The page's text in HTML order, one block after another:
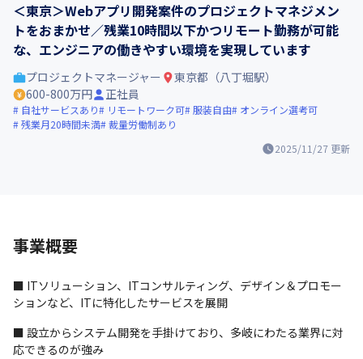
＜東京＞Webアプリ開発案件のプロジェクトマネジメン
トをおまかせ／残業10時間以下かつリモート勤務が可能
な、エンジニアの働きやすい環境を実現しています
2025/11/27 更新
プロジェクトマネージャー
東京都（八丁堀駅）
600-800万円
正社員
自社サービスあり リモートワーク可 服装自由
オンライン選考可
残業月20時間未満 裁量労働制あり
事業概要
■ ITソリューション、ITコンサルティング、デザイン＆プロモー
ションなど、ITに特化したサービスを展開
■ 設立からシステム開発を手掛けており、多岐にわたる業界に対
応できるのが強み